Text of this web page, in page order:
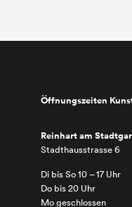
Öffnungszeiten
Reinhart am
Stadthausstrasse 6
Di bis So 10 – 17 Uhr
Do bis 20 Uhr
Mo geschlossen